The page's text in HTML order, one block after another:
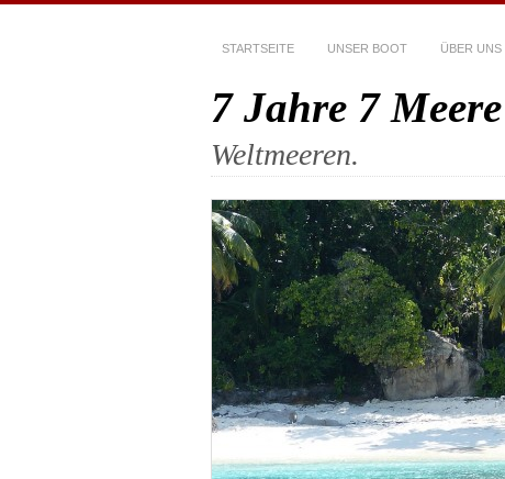
STARTSEITE UNSER BOOT ÜBER UNS
7 Jahre 7 Meere
Weltmeeren.